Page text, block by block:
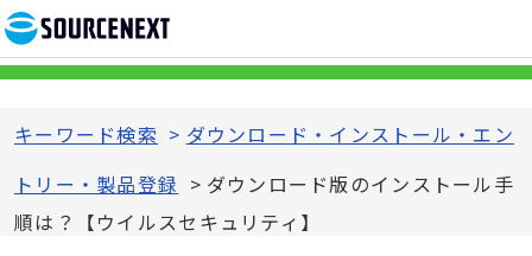
キーワード検索 > ダウンロード・インストール・エン
トリー・製品登録 > ダウンロード版のインストール手
順は？【ウイルスセキュリティ】